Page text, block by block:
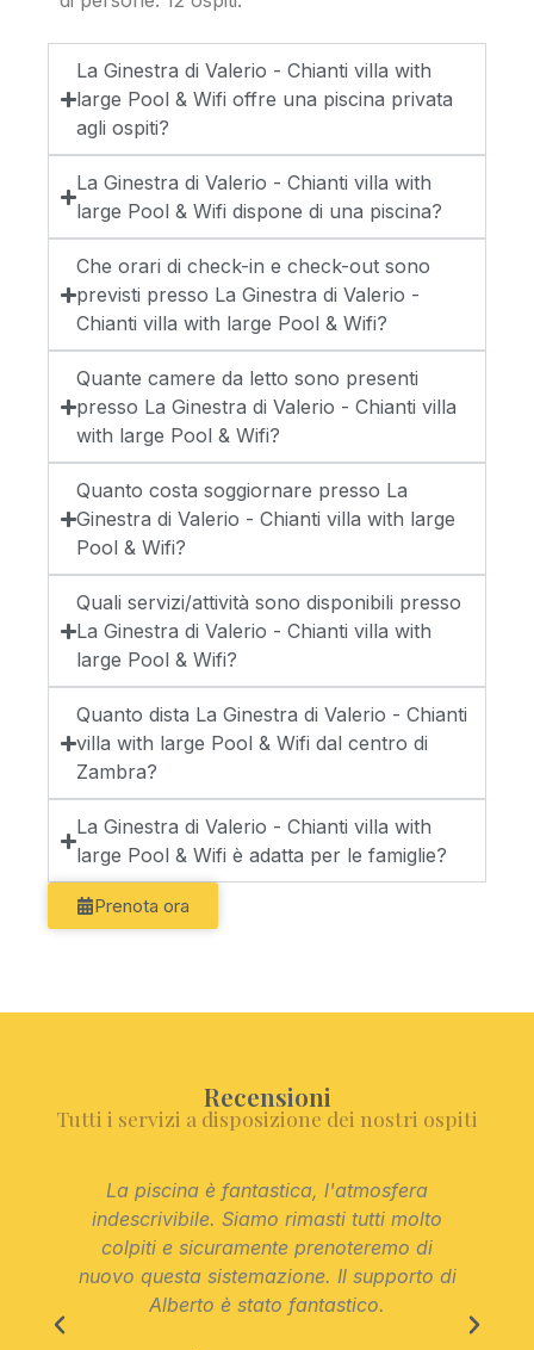
La Ginestra di Valerio - Chianti villa with
large Pool & Wifi offre una piscina privata
agli ospiti?
La Ginestra di Valerio - Chianti villa with
large Pool & Wifi dispone di una piscina?
Che orari di check-in e check-out sono
previsti presso La Ginestra di Valerio -
Chianti villa with large Pool & Wifi?
Quante camere da letto sono presenti
presso La Ginestra di Valerio - Chianti villa
with large Pool & Wifi?
Quanto costa soggiornare presso La
Ginestra di Valerio - Chianti villa with large
Pool & Wifi?
Quali servizi/attività sono disponibili presso
La Ginestra di Valerio - Chianti villa with
large Pool & Wifi?
Quanto dista La Ginestra di Valerio - Chianti
villa with large Pool & Wifi dal centro di
Zambra?
La Ginestra di Valerio - Chianti villa with
large Pool & Wifi è adatta per le famiglie?
Prenota ora
Recensioni
Tutti i servizi a disposizione dei nostri ospiti
La piscina è fantastica, l'atmosfera
indescrivibile. Siamo rimasti tutti molto
colpiti e sicuramente prenoteremo di
nuovo questa sistemazione. Il supporto di
Alberto è stato fantastico.